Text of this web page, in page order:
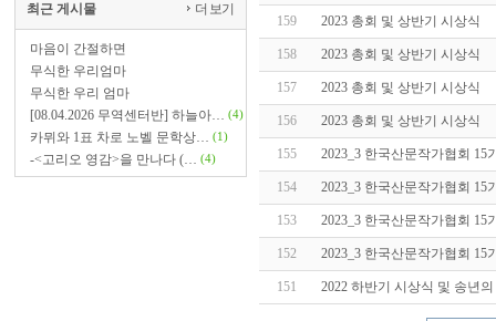
최근 게시물 더 보기
마음이 간절하면
무식한 우리엄마
무식한 우리 엄마
[08.04.2026 무역센터반] 하늘아… (4)
카뮈와 1표 차로 노벨 문학상… (1)
-<고리오 영감>을 만나다 (… (4)
159 2023 총회 및 상반기 시상식
158 2023 총회 및 상반기 시상식
157 2023 총회 및 상반기 시상식
156 2023 총회 및 상반기 시상식
155 2023_3 한국산문작가협회 15
154 2023_3 한국산문작가협회 15
153 2023_3 한국산문작가협회 15
152 2023_3 한국산문작가협회 15
151 2022 하반기 시상식 및 송년